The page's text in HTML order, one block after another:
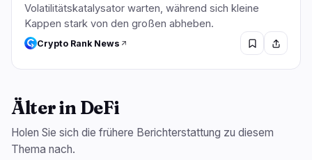
Volatilitätskatalysator warten, während sich kleine
Kappen stark von den großen abheben.
Crypto Rank News
Älter in DeFi
Holen Sie sich die frühere Berichterstattung zu diesem
Thema nach.